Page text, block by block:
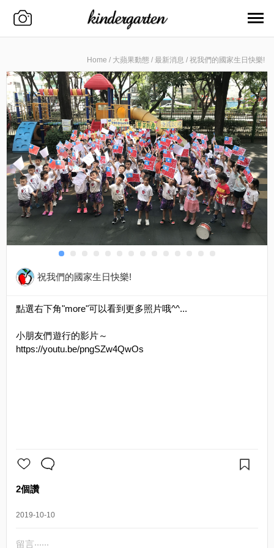
Home / 大蘋果動態 / 最新消息 / 祝我們的國家生日快樂!
祝我們的國家生日快樂!
點選右下角"more"可以看到更多照片哦^^...
小朋友們遊行的影片～
https://youtu.be/pngSZw4QwOs
2個讚
2019-10-10
留言‧‧‧‧‧‧